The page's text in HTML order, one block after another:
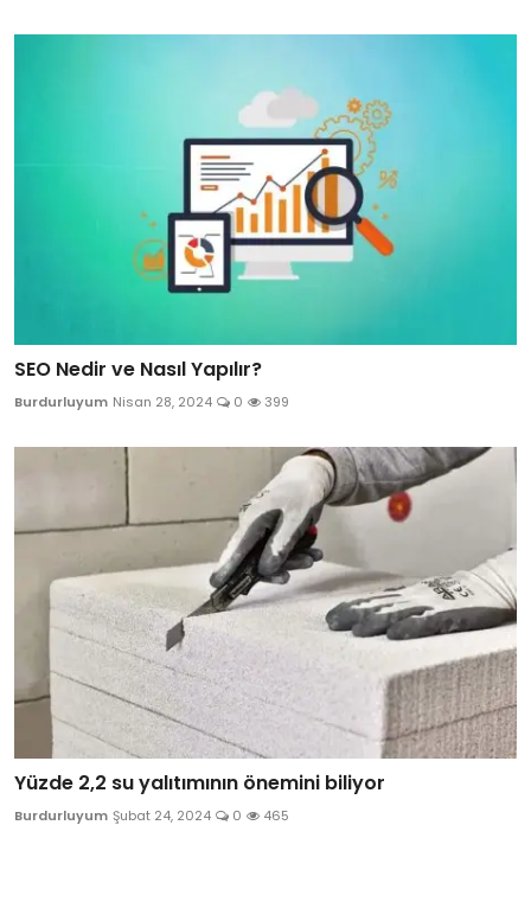
SEO Nedir ve Nasıl Yapılır?
Burdurluyum Nisan 28, 2024 0 399
Yüzde 2,2 su yalıtımının önemini biliyor
Burdurluyum Şubat 24, 2024 0 465